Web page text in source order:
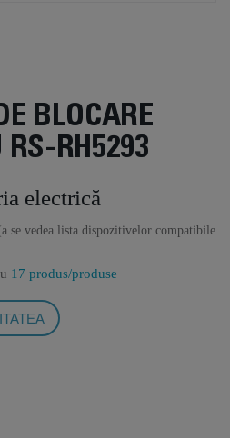
BLOCARE
RS-RH5293
electrică
se vedea lista dispozitivelor compatibile
17 produs/produse